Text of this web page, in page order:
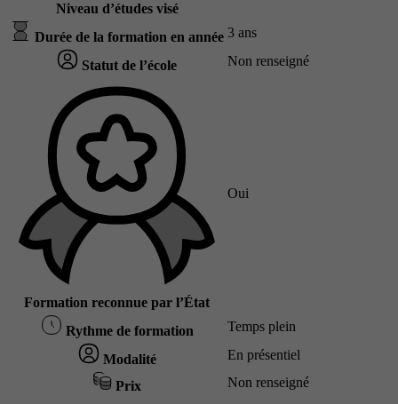
Niveau d’études visé
Durée de la formation en année 3 ans
Statut de l’école Non renseigné
Formation reconnue par l’État
Oui
Rythme de formation Temps plein
Modalité En présentiel
Prix Non renseigné